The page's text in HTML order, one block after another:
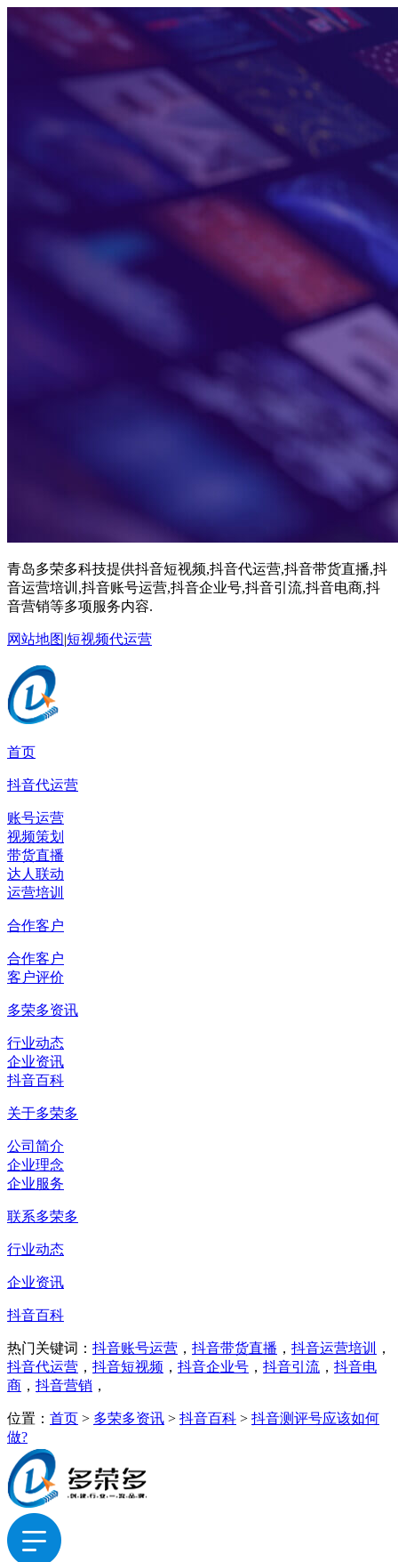
青岛多荣多科技提供抖音短视频,抖音代运营,抖音带货直播,抖
音运营培训,抖音账号运营,抖音企业号,抖音引流,抖音电商,抖
音营销等多项服务内容.
网站地图|短视频代运营
首页
抖音代运营
账号运营
视频策划
带货直播
达人联动
运营培训
合作客户
合作客户
客户评价
多荣多资讯
行业动态
企业资讯
抖音百科
关于多荣多
公司简介
企业理念
企业服务
联系多荣多
行业动态
企业资讯
抖音百科
热门关键词： 抖音账号运营 ， 抖音带货直播 ， 抖音运营培训
，
抖音代运营 ， 抖音短视频 ， 抖音企业号 ， 抖音引流 ， 抖音电
商 ， 抖音营销 ，
位置： 首页 > 多荣多资讯 > 抖音百科 > 抖音测评号应该如何
做?